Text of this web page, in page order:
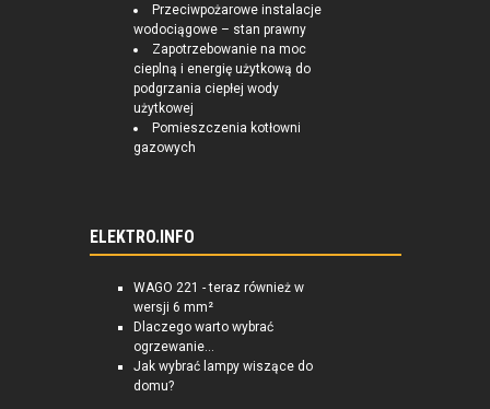
Przeciwpożarowe instalacje
wodociągowe – stan prawny
Zapotrzebowanie na moc
cieplną i energię użytkową do
podgrzania ciepłej wody
użytkowej
Pomieszczenia kotłowni
gazowych
ELEKTRO.INFO
WAGO 221 - teraz również w
wersji 6 mm²
Dlaczego warto wybrać
ogrzewanie...
Jak wybrać lampy wiszące do
domu?